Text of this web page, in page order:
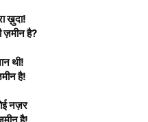
ख़ुदा!
ज़मीन है?
थी!
है!
नज़र